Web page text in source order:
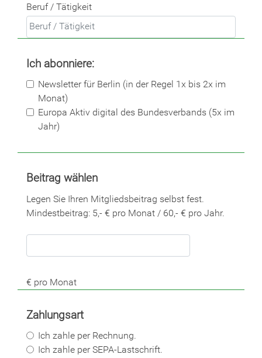
Beruf / Tätigkeit
Ich abonniere:
Newsletter für Berlin (in der Regel 1x bis 2x im
Monat)
Europa Aktiv digital des Bundesverbands (5x im
Jahr)
Beitrag wählen
Legen Sie Ihren Mitgliedsbeitrag selbst fest.
Mindestbeitrag: 5,- € pro Monat / 60,- € pro Jahr.
€ pro Monat
Zahlungsart
Ich zahle per Rechnung.
Ich zahle per SEPA-Lastschrift.